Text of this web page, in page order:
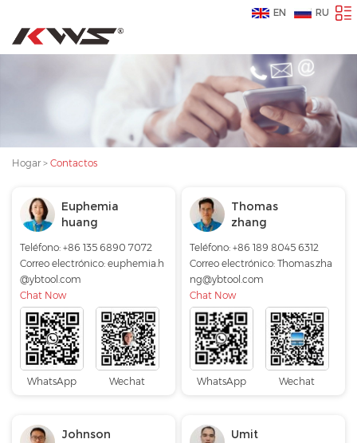
EN RU
Hogar> Contactos
Euphemia
huang
Teléfono: +86 135 6890 7072
Correo electrónico: euphemia.h
@ybtool.com
Chat Now
WhatsApp Wechat
Thomas
zhang
Teléfono: +86 189 8045 6312
Correo electrónico:Thomas.zha
ng@ybtool.com
Chat Now
WhatsApp Wechat
Johnson
Umit